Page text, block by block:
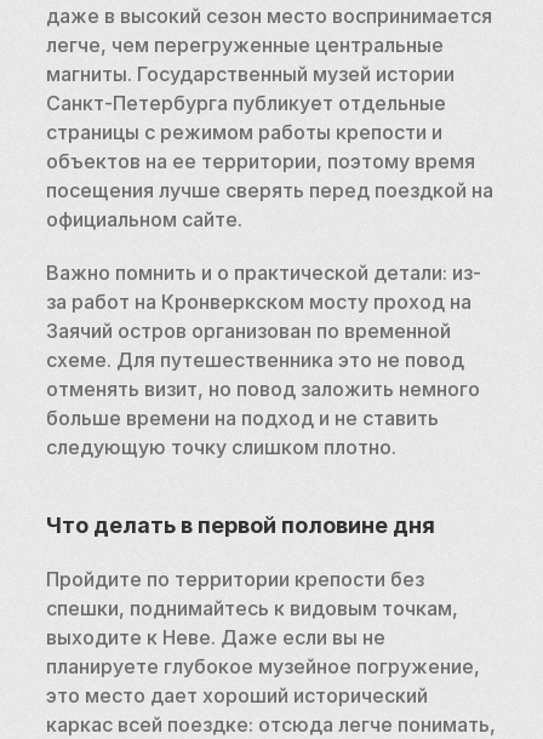
даже в высокий сезон место воспринимается
легче, чем перегруженные центральные
магниты. Государственный музей истории
Санкт-Петербурга публикует отдельные
страницы с режимом работы крепости и
объектов на ее территории, поэтому время
посещения лучше сверять перед поездкой на
официальном сайте.
Важно помнить и о практической детали: из-
за работ на Кронверкском мосту проход на
Заячий остров организован по временной
схеме. Для путешественника это не повод
отменять визит, но повод заложить немного
больше времени на подход и не ставить
следующую точку слишком плотно.
Что делать в первой половине дня
Пройдите по территории крепости без
спешки, поднимайтесь к видовым точкам,
выходите к Неве. Даже если вы не
планируете глубокое музейное погружение,
это место дает хороший исторический
каркас всей поездке: отсюда легче понимать,